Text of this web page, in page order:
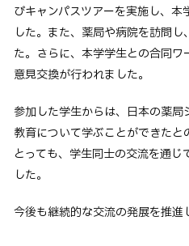
保護者等の方へ
卒業生の方へ
企業・一般の方へ
維持員の方へ
イベント
びキャンパスツアーを実施し、本
した。また、薬局や病院を訪問
た。さらに、本学学生との合同
意見交換が行われました。
参加した学生からは、日本の薬
教育について学ぶことができた
とっても、学生同士の交流を通
した。
今後も継続的な交流の発展を推進